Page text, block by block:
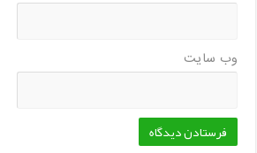
وب‌ سایت